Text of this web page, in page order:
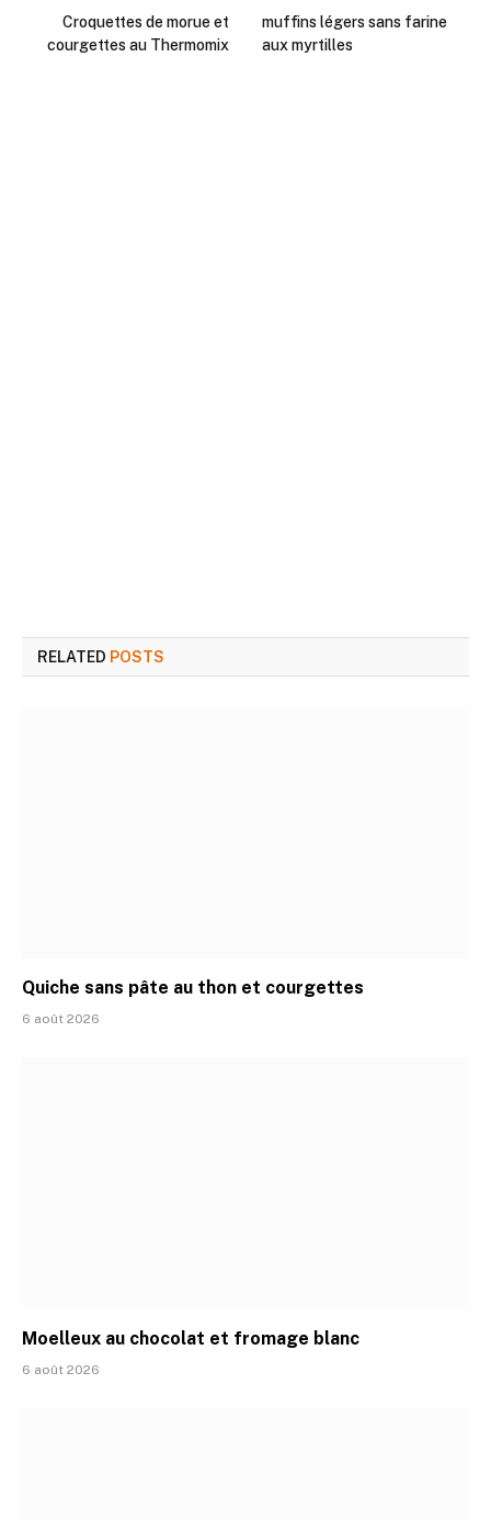
Croquettes de morue et
courgettes au Thermomix
muffins légers sans farine
aux myrtilles
RELATED POSTS
Quiche sans pâte au thon et courgettes
6 août 2026
Moelleux au chocolat et fromage blanc
6 août 2026